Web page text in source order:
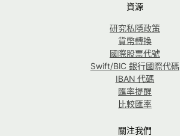
資源
研究私隱政策
貨幣轉換
國際股票代號
Swift/BIC 銀行國際代碼
IBAN 代碼
匯率提醒
比較匯率
關注我們